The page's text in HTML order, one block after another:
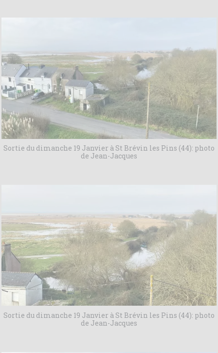
Sortie du dimanche 19 Janvier à St Brévin les Pins (44): photo
de Jean-Jacques
Sortie du dimanche 19 Janvier à St Brévin les Pins (44): photo
de Jean-Jacques